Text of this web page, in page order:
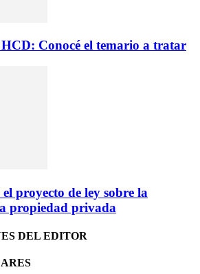
HCD: Conocé el temario a tratar
proyecto de ley sobre la
propiedad privada
DEL EDITOR